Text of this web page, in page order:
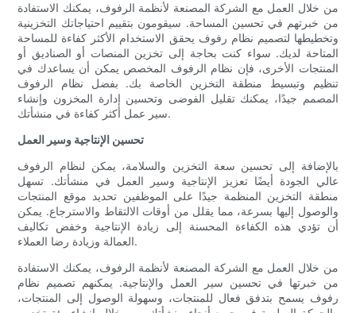
من خلال العمل مع الشركة المصنعة لأنظمة الرفوف، يمكنك الاستفادة
من خبرتهم في تحسين المساحة. سيقومون بتقييم احتياجاتك التخزينية
وتخطيطها لتصميم نظام رفوف يحقق الاستخدام الأكثر كفاءة للمساحة
المتاحة لديك. سواء كنت بحاجة إلى تخزين المنصات أو الصناديق أو
المنتجات الأخرى، فإن نظام الرفوف المخصص يمكن أن يساعدك في
تنظيم وتبسيط منطقة التخزين الخاصة بك. بفضل نظام الرفوف
المصمم جيدًا، يمكنك تقليل الفوضى وتحسين إدارة المخزون وإنشاء
سير عمل أكثر كفاءة في منشأتك.
تحسين الإنتاجية وسير العمل
بالإضافة إلى تحسين سعة التخزين والسلامة، يمكن لنظام الرفوف
عالي الجودة أيضًا تعزيز الإنتاجية وسير العمل في منشأتك. تسهل
منطقة التخزين المنظمة جيدًا على الموظفين تحديد موقع المنتجات
والوصول إليها بسرعة، مما يقلل من أوقات الالتقاط والاسترجاع. يمكن
أن تؤدي هذه الكفاءة المحسنة إلى زيادة الإنتاجية وخفض تكاليف
العمالة وزيادة رضا العملاء.
من خلال العمل مع الشركة المصنعة لأنظمة الرفوف، يمكنك الاستفادة
من خبرتها في تحسين سير العمل والإنتاجية. يمكنهم تصميم نظام
رفوف يسمح بتدفق فعال للمنتجات، وسهولة الوصول إلى المنتجات،